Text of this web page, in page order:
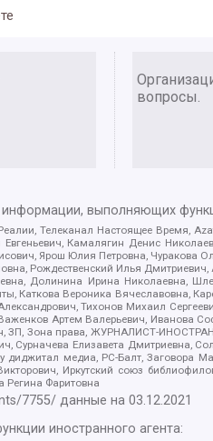
вопросы.
выполняющих
Телеканал Настоящее Время,
Камалягин Денис
Ярош Юлия Петровна, Чуракова
Рождественский Илья
Долинина Ирина Николаевна,
Каткова Вероника
Тихонов Михаил
Артем Валерьевич, Иванова
ЗП, Зона права, ЖУРНАЛИСТ-
Сурначева Елизавета Дмитриевна,
медиа, РС-Балт, Заговора
Иркутский союз
Регина Фаритовна
7755/ данные на03.12.2021
иностранного агента: